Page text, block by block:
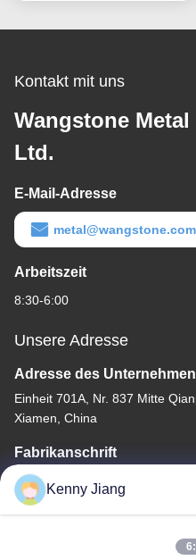
Kontakt mit uns
Wangstone
Ltd.
E-Mail-Adresse
metal@wangstone.com
Arbeitszeit
8:30-6:00
Unsere Adresse
Adresse des
Einheit 701A, Nr. 837 Mitte
Xiamen, China
Fabrikanschrift
Nr. 72, Yongjun Road, Dorf
Fujian, China
Kenny Jiang